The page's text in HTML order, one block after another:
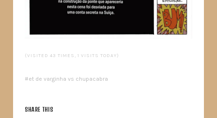
(VISITED 43 TIMES, 1 VISITS TODAY)
et de varginha vs chupacabra
SHARE THIS